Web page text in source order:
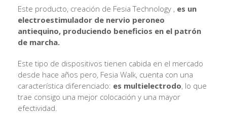
Este producto, creación de Fesia Technology , es un
electroestimulador de nervio peroneo
antiequino, produciendo beneficios en el patrón
de marcha.
Este tipo de dispositivos tienen cabida en el mercado
desde hace años pero, Fesia Walk, cuenta con una
característica diferenciado: es multielectrodo, lo que
trae consigo una mejor colocación y una mayor
efectividad.